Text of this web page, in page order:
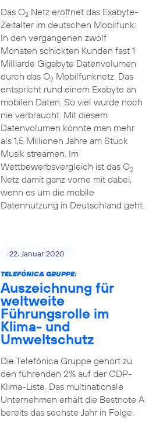
Das O2Netz eröffnet das Exabyte-
Zeitalter im deutschen Mobilfunk:
In den vergangenen zwölf
Monaten schickten Kunden fast 1
Milliarde Gigabyte Datenvolumen
durch das O2Mobilfunknetz. Das
entspricht rund einem Exabyte an
mobilen Daten. So viel wurde noch
nie verbraucht. Mit diesem
Datenvolumen könnte man mehr
als 1,5 Millionen Jahre am Stück
Musik streamen. Im
Wettbewerbsvergleich ist das O2
Netz damit ganz vorne mit dabei,
wenn es um die mobile
Datennutzung in Deutschland geht.
22. Januar 2020
TELEFÓNICA GRUPPE:
Auszeichnung für
weltweite
Führungsrolle im
Klima- und
Umweltschutz
Die Telefónica Gruppe gehört zu
den führenden 2% auf der CDP-
Klima-Liste. Das multinationale
Unternehmen erhält die Bestnote A
bereits das sechste Jahr in Folge.